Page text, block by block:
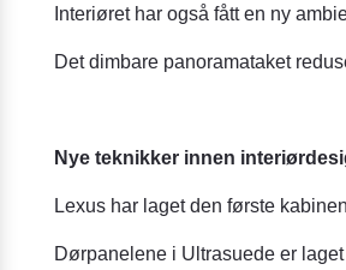
Interiøret har også fått en ny
Det dimbare panoramataket
Nye teknikker innen
Lexus har laget den første
Dørpanelene i Ultrasuede er